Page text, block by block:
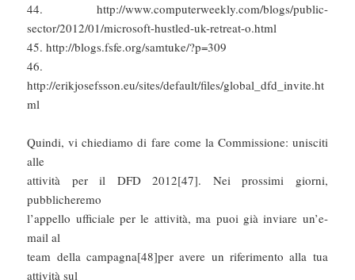
44. http://www.computerweekly.com/blogs/public-
sector/2012/01/microsoft-hustled-uk-retreat-o.html
45. http://blogs.fsfe.org/samtuke/?p=309
46.
http://erikjosefsson.eu/sites/default/files/global_dfd_invite.ht
ml
Quindi, vi chiediamo di fare come la Commissione: unisciti
alle
attività per il DFD 2012[47]. Nei prossimi giorni,
pubblicheremo
l’appello ufficiale per le attività, ma puoi già inviare un’e-
mail al
team della campagna[48]per avere un riferimento alla tua
attività sul